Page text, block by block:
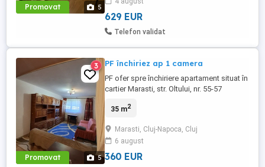
Promovat 5
spațioase * Bucătărie complet utilată * 2
băi * Wi-Fi gratuit * ...
629 EUR
Telefon validat
Promovat 5
3 PF închiriez ap 1 camera
PF ofer spre închiriere apartament situat în
cartier Marasti, str. Oltului, nr. 55-57
Apartamentul are 1 camera, bucătărie,
mobilat și utilat. Se află într-un bloc
construit în 2014, la curte . Este un
apartament frumos, spațios ...
35 m2
Marasti, Cluj-Napoca, Cluj
6 august
360 EUR